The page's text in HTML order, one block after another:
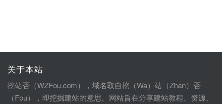
关于本站
挖站否（WZFou.com），域名取自挖（Wa）站（Zhan）否
（Fou），即挖掘建站的意思。网站旨在分享建站教程、资源、